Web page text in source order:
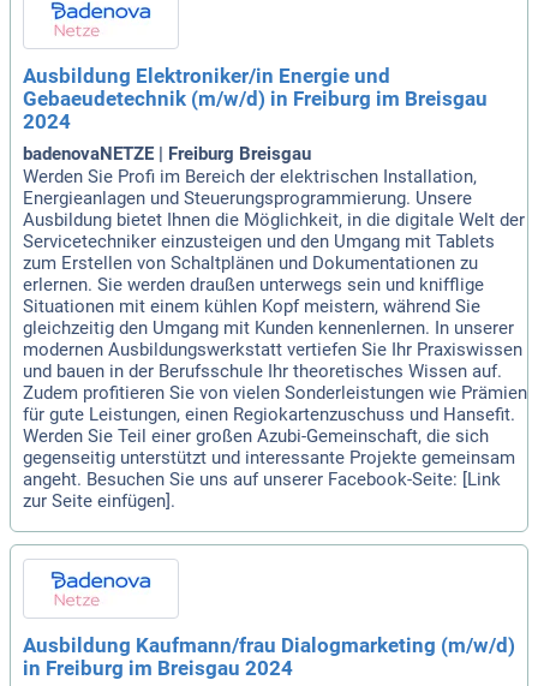
Ausbildung Elektroniker/in Energie und
Gebaeudetechnik (m/w/d) in Freiburg im Breisgau
2024
badenovaNETZE | Freiburg Breisgau
Werden Sie Profi im Bereich der elektrischen Installation,
Energieanlagen und Steuerungsprogrammierung. Unsere
Ausbildung bietet Ihnen die Möglichkeit, in die digitale Welt der
Servicetechniker einzusteigen und den Umgang mit Tablets
zum Erstellen von Schaltplänen und Dokumentationen zu
erlernen. Sie werden draußen unterwegs sein und knifflige
Situationen mit einem kühlen Kopf meistern, während Sie
gleichzeitig den Umgang mit Kunden kennenlernen. In unserer
modernen Ausbildungswerkstatt vertiefen Sie Ihr Praxiswissen
und bauen in der Berufsschule Ihr theoretisches Wissen auf.
Zudem profitieren Sie von vielen Sonderleistungen wie Prämien
für gute Leistungen, einen Regiokartenzuschuss und Hansefit.
Werden Sie Teil einer großen Azubi-Gemeinschaft, die sich
gegenseitig unterstützt und interessante Projekte gemeinsam
angeht. Besuchen Sie uns auf unserer Facebook-Seite: [Link
zur Seite einfügen].
Ausbildung Kaufmann/frau Dialogmarketing (m/w/d)
in Freiburg im Breisgau 2024